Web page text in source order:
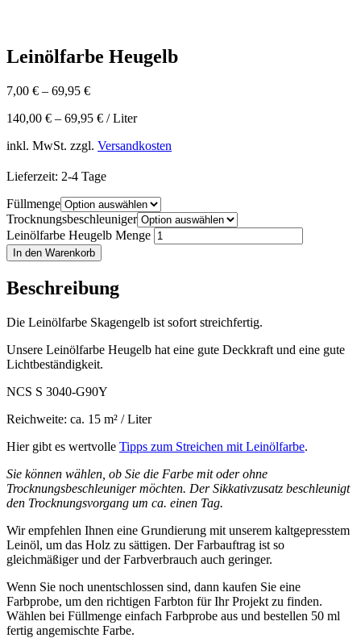
Leinölfarbe Heugelb
7,00 € – 69,95 €
140,00 € – 69,95 € /Liter
inkl. MwSt. zzgl. Versandkosten
Lieferzeit: 2-4 Tage
Füllmenge
Trocknungsbeschleuniger
Leinölfarbe Heugelb Menge
In den Warenkorb
Beschreibung
Die Leinölfarbe Skagengelb ist sofort streichfertig.
Unsere Leinölfarbe Heugelb hat eine gute Deckkraft und eine gute
Lichtbeständigkeit.
NCS S 3040-G90Y
Reichweite: ca. 15 m² / Liter
Hier gibt es wertvolle Tipps zum Streichen mit Leinölfarbe.
Sie können wählen, ob Sie die Farbe mit oder ohne
Trocknungsbeschleuniger möchten. Der Sikkativzusatz beschleunigt
den Trocknungsvorgang um ca. einen Tag.
Wir empfehlen Ihnen eine Grundierung mit unserem kaltgepresstem
Leinöl, um das Holz zu sättigen. Der Farbauftrag ist so
gleichmäßiger und der Farbverbrauch auch geringer.
Wenn Sie noch unentschlossen sind, dann kaufen Sie eine
Farbprobe, um den richtigen Farbton für Ihr Projekt zu finden.
Wählen bei Füllmenge einfach Farbprobe aus und bestellen 50 ml
fertig angemischte Farbe.